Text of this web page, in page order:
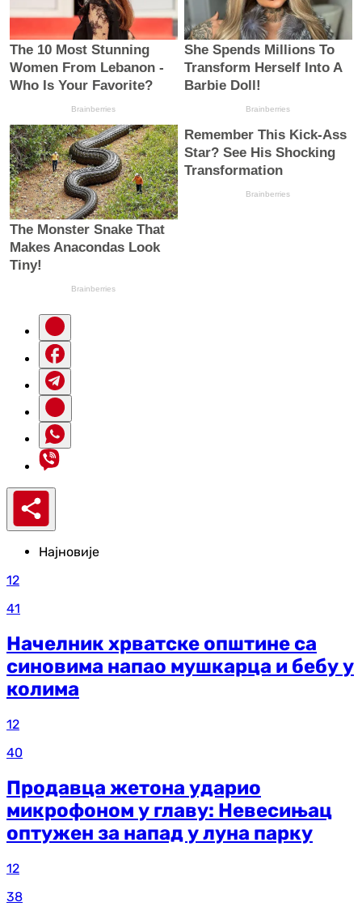
Најновије
12
41
Начелник хрватске општине са
синовима напао мушкарца и бебу у
колима
12
40
Продавца жетона ударио
микрофоном у главу: Невесињац
оптужен за напад у луна парку
12
38